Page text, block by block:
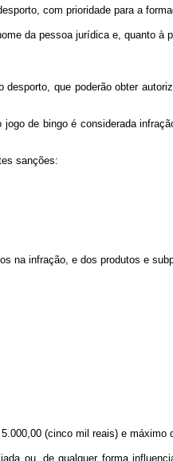
com prioridade para a
da pessoa jurídica e, quanto
que poderão obter
de bingo é considerada
sanções:
na infração, e dos produtos e
(cinco mil reais) e máximo
ou, de qualquer forma